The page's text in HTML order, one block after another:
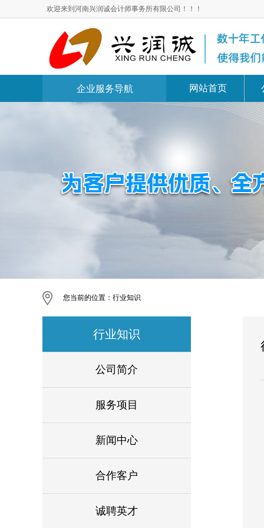
欢迎来到河南兴润诚会计师事务所有限公司！！！
企业服务导航 网站首页
您当前的位置： 行业知识
行业知识
公司简介
服务项目
新闻中心
合作客户
诚聘英才